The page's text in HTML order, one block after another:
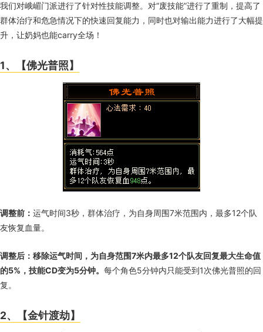
我们对峨嵋门派进行了针对性技能调整。对“废技能”进行了重制，提高了
群体治疗和危急情况下的快速回复能力，同时也对输出能力进行了大幅提
升，让奶妈也能carry全场！
1、【佛光普照】
调整前： 运气时间3秒，群体治疗，为自身周围7米范围内，最多12个队
友恢复血量。
调整后： 移除运气时间，为自身范围7米内最多12个队友回复最大生命值
的5%，技能CD变为5分钟。 每个角色5分钟内只能受到1次佛光普照的回
复。
2、【金针渡劫】